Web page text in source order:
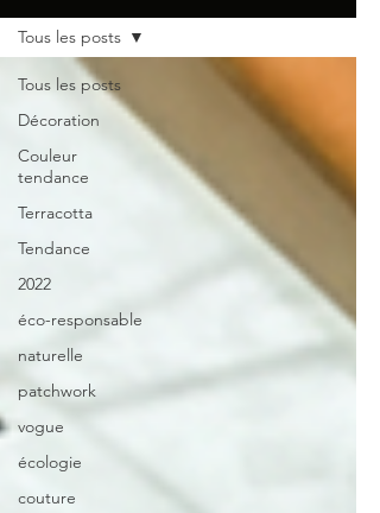
Tous les posts
Décoration
Couleur
tendance
Terracotta
Tendance
2022
éco-responsable
naturelle
patchwork
vogue
écologie
couture
Tous les posts